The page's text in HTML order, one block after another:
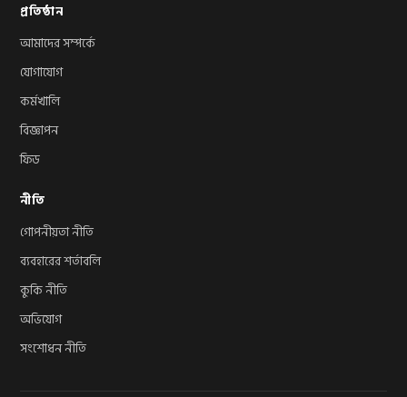
প্রতিষ্ঠান
আমাদের সম্পর্কে
যোগাযোগ
কর্মখালি
বিজ্ঞাপন
ফিড
নীতি
গোপনীয়তা নীতি
ব্যবহারের শর্তাবলি
কুকি নীতি
অভিযোগ
সংশোধন নীতি